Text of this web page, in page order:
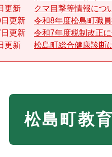
更新
クマ目撃等情報につ
更新
令和8年度松島町職
更新
令和7年度税制改正
更新
松島町総合健康診断
松島町教